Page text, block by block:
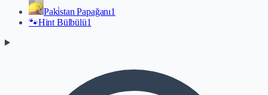
Paki̇stan Papağanı1
🐾Hint Bülbülü1